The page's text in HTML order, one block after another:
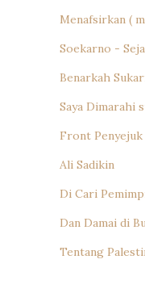
Menafsirkan (
Soekarno -
Benarkah
Saya Dimarahi
Front Penyejuk
Ali Sadikin
Di Cari
Dan Damai di
Tentang